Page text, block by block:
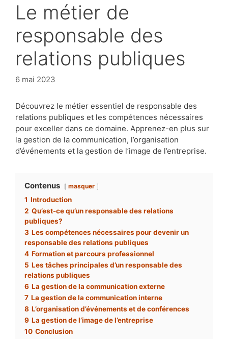
Le métier de
responsable des
relations publiques
6 mai 2023
Découvrez le métier essentiel de responsable des
relations publiques et les compétences nécessaires
pour exceller dans ce domaine. Apprenez-en plus sur
la gestion de la communication, l’organisation
d’événements et la gestion de l’image de l’entreprise.
Contenus masquer
1 Introduction
2 Qu’est-ce qu’un responsable des relations
publiques?
3 Les compétences nécessaires pour devenir un
responsable des relations publiques
4 Formation et parcours professionnel
5 Les tâches principales d’un responsable des
relations publiques
6 La gestion de la communication externe
7 La gestion de la communication interne
8 L’organisation d’événements et de conférences
9 La gestion de l’image de l’entreprise
10 Conclusion